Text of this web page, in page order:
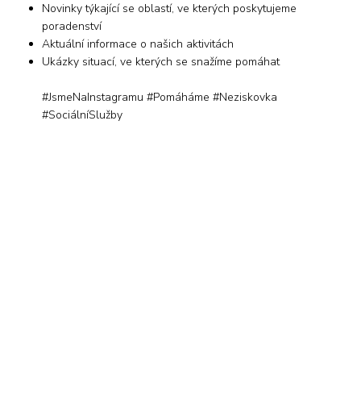
Novinky týkající se oblastí, ve kterých poskytujeme
poradenství
​Aktuální informace o našich aktivitách
Ukázky situací, ve kterých se snažíme pomáhat
#JsmeNaInstagramu #Pomáháme #Neziskovka
#SociálníSlužby